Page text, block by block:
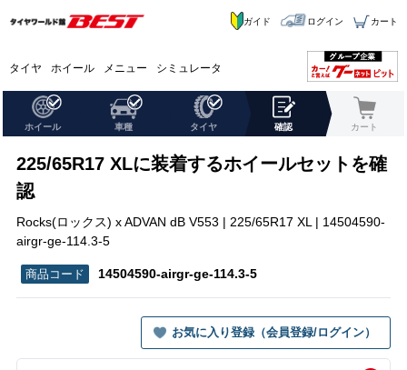
タイヤ ホイール メニュー シミュレータ
ガイド ログイン カート
ホイール 車種 タイヤ 確認 カート
225/65R17 XLに装着するホイールセットを確
認
Rocks(ロックス) x ADVAN dB V553 | 225/65R17 XL | 14504590-
airgr-ge-114.3-5
14504590-airgr-ge-114.3-5
お気に入り登録（会員登録/ログイン）